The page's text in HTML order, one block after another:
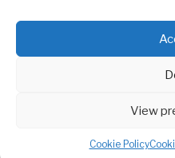
View
Cookie Policy